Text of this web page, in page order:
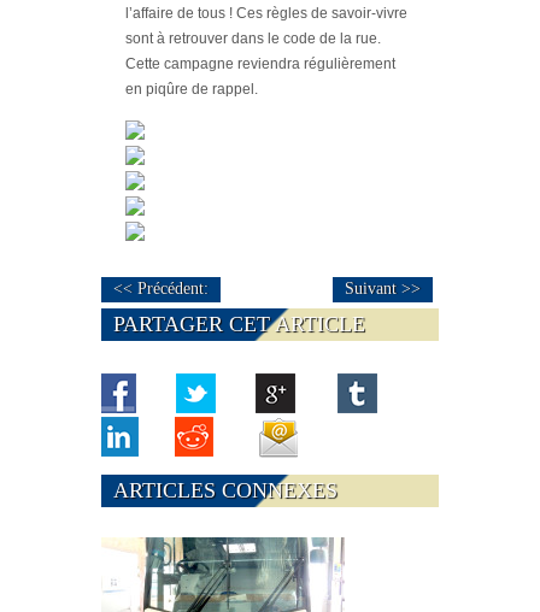
l’affaire de tous ! Ces règles de savoir-vivre
sont à retrouver dans le code de la rue.
Cette campagne reviendra régulièrement
en piqûre de rappel.
<< Précédent: Suivant >>
PARTAGER CET ARTICLE
ARTICLES CONNEXES